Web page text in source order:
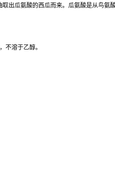
出瓜氨酸的西瓜而来。瓜氨酸是从鸟
不溶于乙醇。